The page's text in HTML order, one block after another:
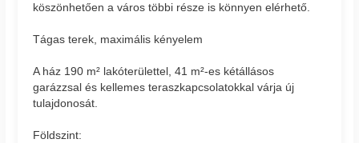
köszönhetően a város többi része is könnyen elérhető.
Tágas terek, maximális kényelem
A ház 190 m² lakóterülettel, 41 m²-es kétállásos
garázzsal és kellemes teraszkapcsolatokkal várja új
tulajdonosát.
Földszint: